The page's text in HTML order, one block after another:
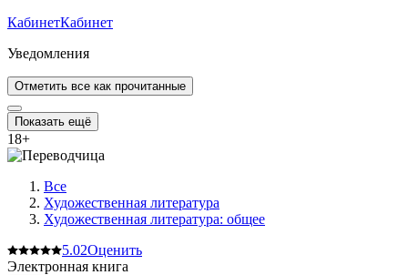
КабинетКабинет
Уведомления
Отметить все как прочитанные
Показать ещё
18+
Все
Художественная литература
Художественная литература: общее
5.02Оценить
Электронная книга